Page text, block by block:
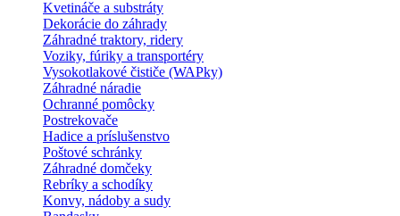
Kvetináče a substráty
Dekorácie do záhrady
Záhradné traktory, ridery
Voziky, fúriky a transportéry
Vysokotlakové čističe (WAPky)
Záhradné náradie
Ochranné pomôcky
Postrekovače
Hadice a príslušenstvo
Poštové schránky
Záhradné domčeky
Rebríky a schodíky
Konvy, nádoby a sudy